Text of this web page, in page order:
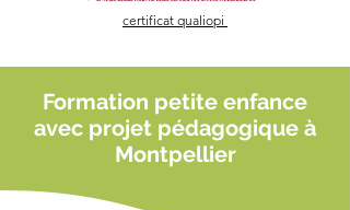
certificat qualiopi
Formation petite enfance
avec projet pédagogique à
Montpellier